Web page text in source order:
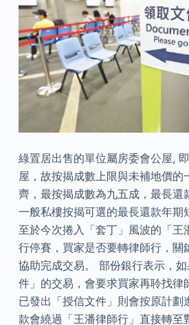
綠置居出售的單位屬房委會公屋,
屋，故按揭成數上限與未補地價的
齊，最按揭成數為九五成，最長還
一般私樓按揭可選的最長還款年期
至於今次捲入「套丁」風波的「王
行停賽，買家是否要轉律師行，關
協助完成交易。 部份銀行表示，
件」的交易，會要求買家再聆找律
已發出「授信文件」則會按原計劃
款會繞過「王潘律師行」直接轉至